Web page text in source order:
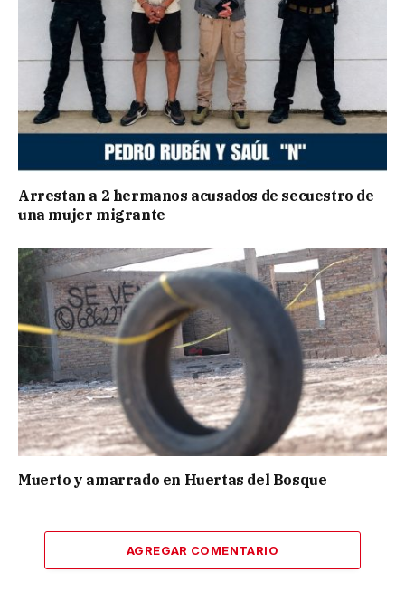
Arrestan a 2 hermanos acusados de secuestro de
una mujer migrante
Muerto y amarrado en Huertas del Bosque
AGREGAR COMENTARIO